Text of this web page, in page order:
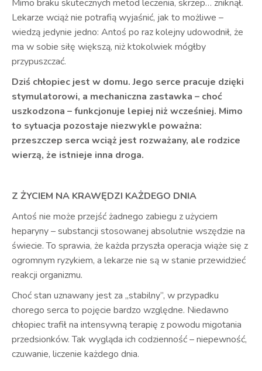
Mimo braku skutecznych metod leczenia, skrzep… zniknął.
Lekarze wciąż nie potrafią wyjaśnić, jak to możliwe –
wiedzą jedynie jedno: Antoś po raz kolejny udowodnił, że
ma w sobie siłę większą, niż ktokolwiek mógłby
przypuszczać.
Dziś chłopiec jest w domu. Jego serce pracuje dzięki
stymulatorowi, a mechaniczna zastawka – choć
uszkodzona – funkcjonuje lepiej niż wcześniej. Mimo
to sytuacja pozostaje niezwykle poważna:
przeszczep serca wciąż jest rozważany, ale rodzice
wierzą, że istnieje inna droga.
Z ŻYCIEM NA KRAWĘDZI KAŻDEGO DNIA
Antoś nie może przejść żadnego zabiegu z użyciem
heparyny – substancji stosowanej absolutnie wszędzie na
świecie. To sprawia, że każda przyszła operacja wiąże się z
ogromnym ryzykiem, a lekarze nie są w stanie przewidzieć
reakcji organizmu.
Choć stan uznawany jest za „stabilny”, w przypadku
chorego serca to pojęcie bardzo względne. Niedawno
chłopiec trafił na intensywną terapię z powodu migotania
przedsionków. Tak wygląda ich codzienność – niepewność,
czuwanie, liczenie każdego dnia.